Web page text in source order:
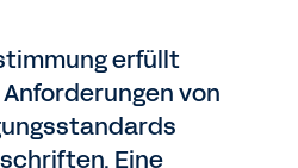
erfüllt
von
Eine